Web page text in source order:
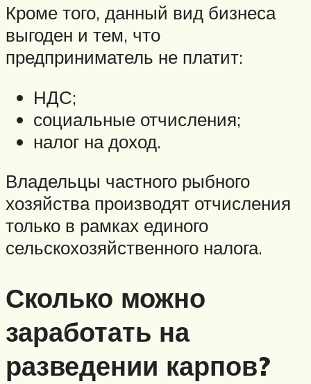
Кроме того, данный вид бизнеса
выгоден и тем, что
предприниматель не платит:
НДС;
социальные отчисления;
налог на доход.
Владельцы частного рыбного
хозяйства производят отчисления
только в рамках единого
сельскохозяйственного налога.
Сколько можно
заработать на
разведении карпов?